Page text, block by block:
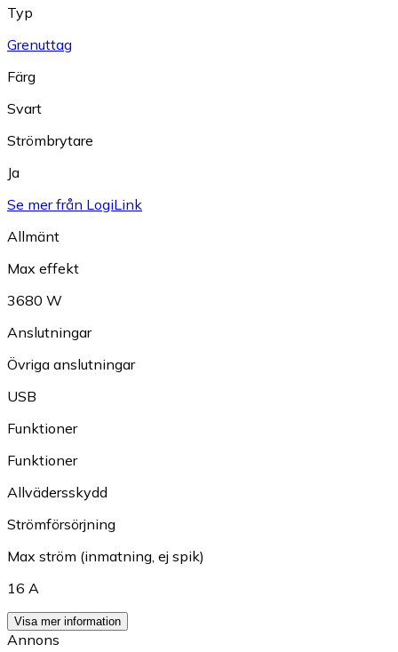
Typ
Grenuttag
Färg
Svart
Strömbrytare
Ja
Se mer från LogiLink
Allmänt
Max effekt
3680 W
Anslutningar
Övriga anslutningar
USB
Funktioner
Funktioner
Allvädersskydd
Strömförsörjning
Max ström (inmatning, ej spik)
16 A
Visa mer information
Annons